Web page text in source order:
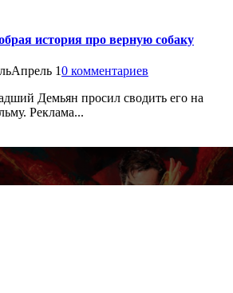
история про верную собаку
Апрель 10 комментариев
Демьян просил сводить его на
Реклама...